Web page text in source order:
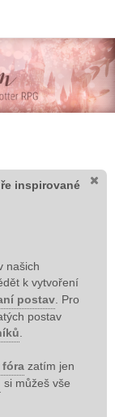
inspirované
našich
k vytvoření
postav. Pro
postav
.
fórazatím jen
si můžeš vše